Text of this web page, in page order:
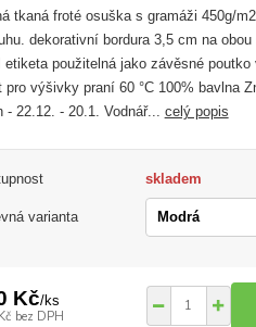
tkaná froté osuška s gramáži 450g/
dekorativní bordura 3,5 cm na
etiketa použitelná jako závěsné
pro výšivky praní 60 °C 100% bavlna
- 22.12. - 20.1. Vodnář... celý popis
skladem
varianta
Kč/ks
bez DPH